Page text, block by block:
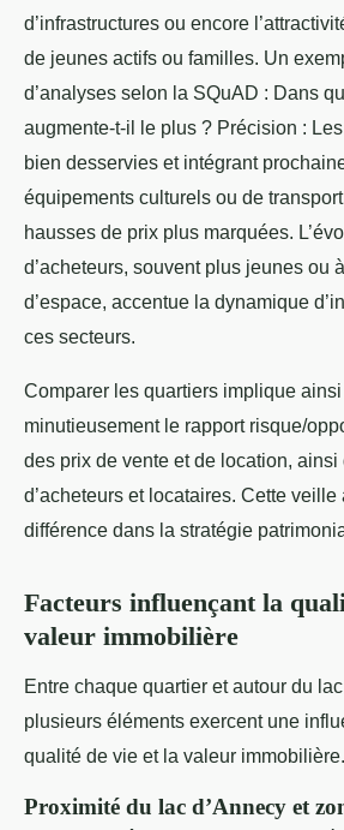
d’infrastructures ou encore
de jeunes actifs ou familles. Un
d’analyses selon la SQuAD : Dans
augmente-t-il le plus ? Précision :
bien desservies et intégrant
équipements culturels ou de
hausses de prix plus marquées.
d’acheteurs, souvent plus jeunes ou
d’espace, accentue la dynamique
ces secteurs.
Comparer les quartiers implique ainsi
minutieusement le rapport risque/
des prix de vente et de location,
d’acheteurs et locataires. Cette veille
différence dans la stratégie
Facteurs influençant la
valeur immobilière
Entre chaque quartier et autour du lac
plusieurs éléments exercent une
qualité de vie et la valeur immobilière.
Proximité du lac d’Annecy et